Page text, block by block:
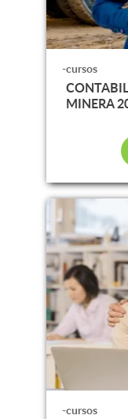
-cursos
MINERA
-cursos